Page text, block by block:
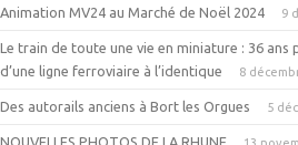
Animation MV24 au Marché de Noël 2024 9
Le train de toute une vie en miniature : 36
d’une ligne ferroviaire à l’identique
8
Des autorails anciens à Bort les Orgues 5
NOUVELLES PHOTOS DE LA RHUNE